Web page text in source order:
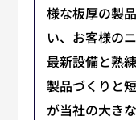
様な板厚の製
い、お客様の
最新設備と熟
製品づくりと
が当社の大き